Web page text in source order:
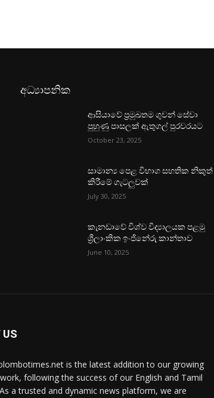
අධ්‍යාපනික
ආසියාවේ ප්‍රමුඛතම ගුවන් සේවා
පුහුණු පාසලක් ඇතුගල් පුරවරයට
October 23, 2025
සාමාන්‍ය පෙළ විභාග සහතික නිකුත්
කිරීමේ ගැටලුවක්
July 30, 2025
කැනඩාවේ විශ්ව විද්‍යාලයක පළමු
ශ්‍රීලාංකික ඉංජිනේරු කාන්තාව
June 10, 2025
US
is the latest addition to our growing
following the success of our English and Tamil
a trusted and dynamic news platform, we are